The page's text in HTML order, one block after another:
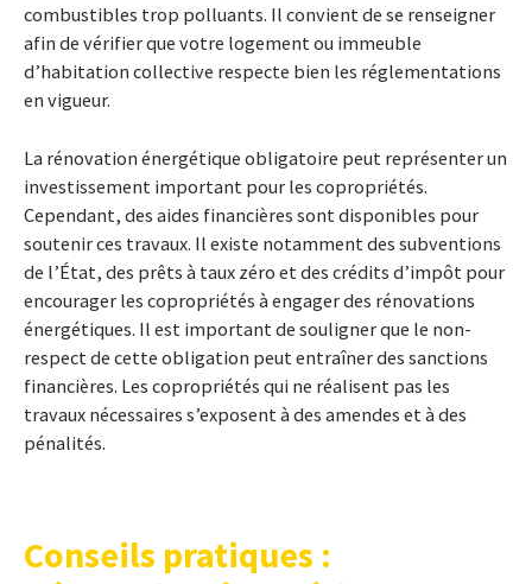
combustibles trop polluants. Il convient de se renseigner
afin de vérifier que votre logement ou immeuble
d’habitation collective respecte bien les réglementations
en vigueur.
La rénovation énergétique obligatoire peut représenter un
investissement important pour les copropriétés.
Cependant, des aides financières sont disponibles pour
soutenir ces travaux. Il existe notamment des subventions
de l’État, des prêts à taux zéro et des crédits d’impôt pour
encourager les copropriétés à engager des rénovations
énergétiques. Il est important de souligner que le non-
respect de cette obligation peut entraîner des sanctions
financières. Les copropriétés qui ne réalisent pas les
travaux nécessaires s’exposent à des amendes et à des
pénalités.
Conseils pratiques :